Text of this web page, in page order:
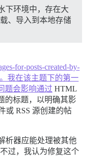
下环境中，存在大
、导入到本地存储
for-posts-created-by-
。我在该主题下的第一
题会影响通过 HTML
的标题，以明确其影
或 RSS 源创建的帖
析器应能处理被其他
过，我认为修复这个